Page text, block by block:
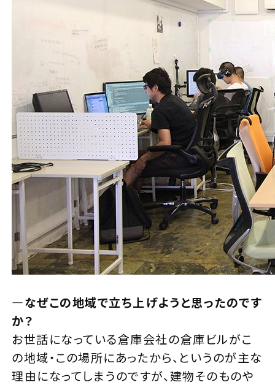
—なぜこの地域で立ち上げようと思ったのです
か？
お世話になっている倉庫会社の倉庫ビルがこ
の地域・この場所にあったから、というのが主な
理由になってしまうのですが、建物そのものや